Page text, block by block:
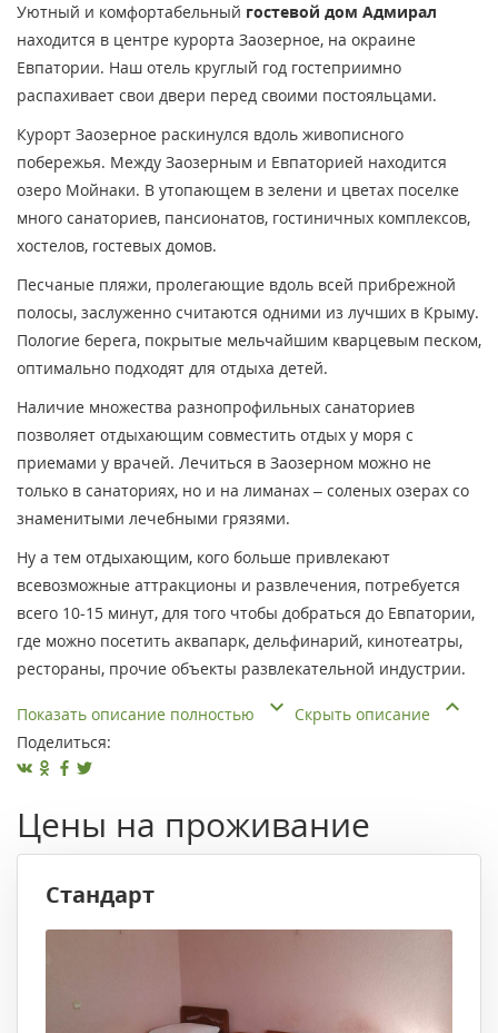
Уютный и комфортабельный гостевой дом Адмирал
находится в центре курорта Заозерное, на окраине
Евпатории. Наш отель круглый год гостеприимно
распахивает свои двери перед своими постояльцами.
Курорт Заозерное раскинулся вдоль живописного
побережья. Между Заозерным и Евпаторией находится
озеро Мойнаки. В утопающем в зелени и цветах поселке
много санаториев, пансионатов, гостиничных комплексов,
хостелов, гостевых домов.
Песчаные пляжи, пролегающие вдоль всей прибрежной
полосы, заслуженно считаются одними из лучших в Крыму.
Пологие берега, покрытые мельчайшим кварцевым песком,
оптимально подходят для отдыха детей.
Наличие множества разнопрофильных санаториев
позволяет отдыхающим совместить отдых у моря с
приемами у врачей. Лечиться в Заозерном можно не
только в санаториях, но и на лиманах – соленых озерах со
знаменитыми лечебными грязями.
Ну а тем отдыхающим, кого больше привлекают
всевозможные аттракционы и развлечения, потребуется
всего 10-15 минут, для того чтобы добраться до Евпатории,
где можно посетить аквапарк, дельфинарий, кинотеатры,
рестораны, прочие объекты развлекательной индустрии.
Показать описание полностью
Скрыть описание
Поделиться:
Цены на проживание
Стандарт